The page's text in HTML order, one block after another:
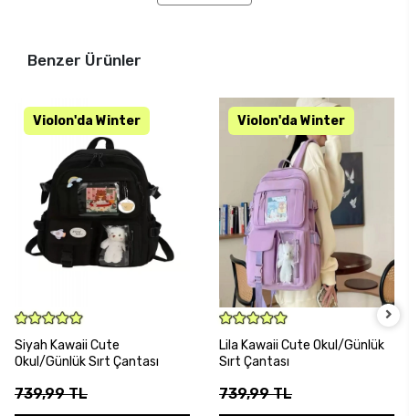
Benzer Ürünler
Siyah Kawaii Cute
Okul/Günlük Sırt Çantası
739,99 TL
Lila Kawaii Cute Okul/Günlük
Sırt Çantası
739,99 TL